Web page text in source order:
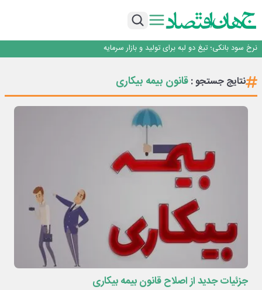
عبور فکور صنعت از مرز ۵۳ همت درآمد
نرخ سود بانکی؛ تیغ دو لبه برای تولید و بازار سرمایه
طلسم خانه‌سازی چینی‌ها در ایران شکسته می‌شود؟
عبور فکور صنعت از مرز ۵۳ همت درآمد
نتایج جستجو :قانون بیمه بیکاری
جزئیات جدید از اصلاح قانون بیمه بیکاری